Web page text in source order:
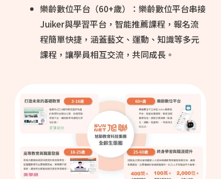
樂齡數位平台（60+歲）：樂齡數位平台串接
Juiker與學習平台，智能推薦課程，報名流
程簡單快捷，涵蓋藝文、運動、知識等多元
課程，讓學員相互交流，共同成長。